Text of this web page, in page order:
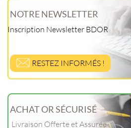
NOTRE NEWSLETTER
Inscription Newsletter BDOR
RESTEZ INFORMÉS !
ACHAT OR SÉCURISÉ
Livraison Offerte et Assurée